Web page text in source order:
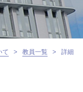
て > 教員一覧 > 詳細